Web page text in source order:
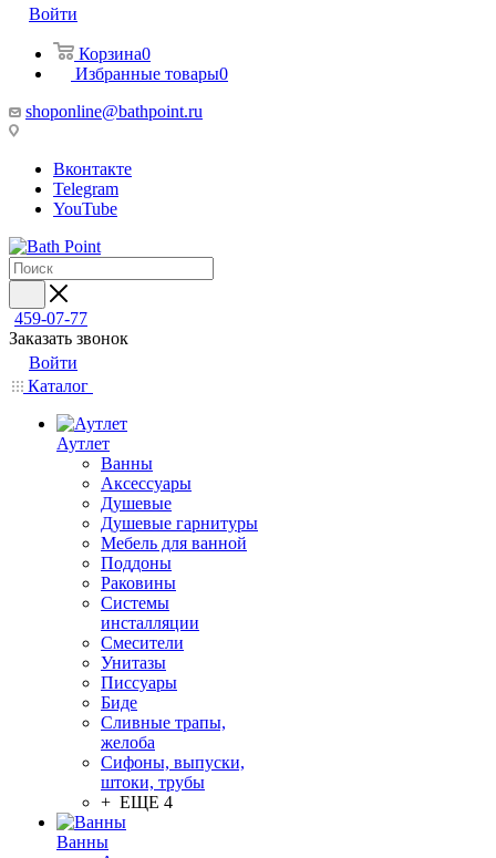
Войти
Корзина0
Избранные товары0
shoponline@bathpoint.ru
Вконтакте
Telegram
YouTube
459-07-77
Заказать звонок
Войти
Каталог
Аутлет
Ванны
Аксессуары
Душевые
Душевые гарнитуры
Мебель для ванной
Поддоны
Раковины
Системы
инсталляции
Смесители
Унитазы
Писсуары
Биде
Сливные трапы,
желоба
Сифоны, выпуски,
штоки, трубы
+ ЕЩЕ 4
Ванны